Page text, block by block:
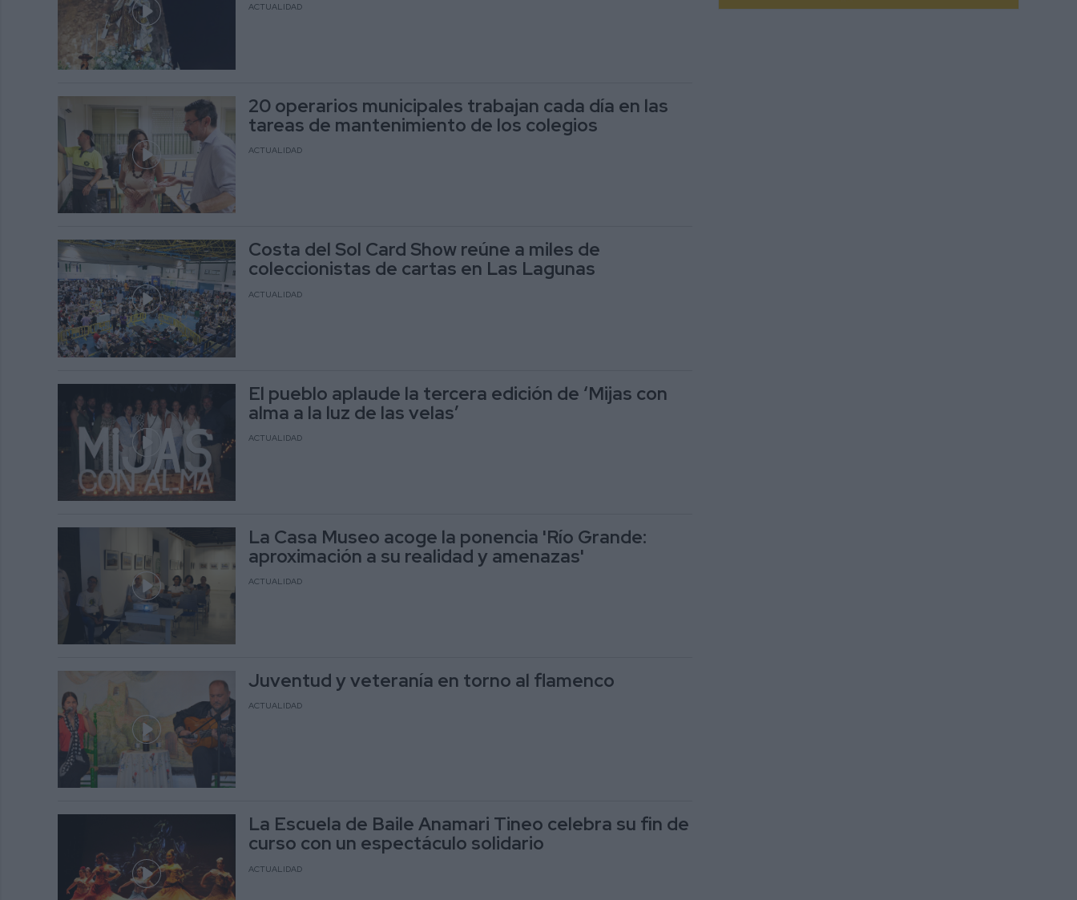
ACTUALIDAD
20 operarios municipales trabajan cada día en las
tareas de mantenimiento de los colegios
ACTUALIDAD
Costa del Sol Card Show reúne a miles de
coleccionistas de cartas en Las Lagunas
ACTUALIDAD
El pueblo aplaude la tercera edición de ‘Mijas con
alma a la luz de las velas’
ACTUALIDAD
La Casa Museo acoge la ponencia 'Río Grande:
aproximación a su realidad y amenazas'
ACTUALIDAD
Juventud y veteranía en torno al flamenco
ACTUALIDAD
La Escuela de Baile Anamari Tineo celebra su fin de
curso con un espectáculo solidario
ACTUALIDAD